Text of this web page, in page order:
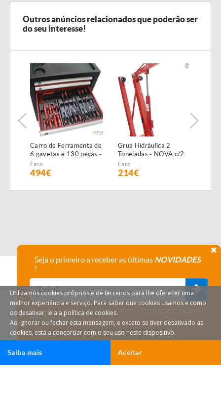
Ligar Email
Outros anúncios relacionados que poderão ser
do seu interesse!
Carro de Ferramenta de
6 gavetas e 130 peças -
NOVO - c/Garantia
Faro
494€
Grua Hidráulica 2
Toneladas - NOVA c/2
anos garantia
Faro
214€
HáTudo © 2026 Todos os direitos reservados.
Seja o primeiro a receber as últimas NOVIDADES
!
Declaro que compreendi e aceito a Política de privacidade
do HáTudo.
Anular subscrição
Utilizamos cookies próprios e de terceiros para lhe oferecer uma
melhor experiência e serviço. Para saber que cookies usamos e como
os desativar, leia a política de cookies.
Ao ignorar ou fechar esta mensagem, e exceto se tiver desativado as
cookies, está a concordar com o seu uso neste dispositivo.
Aceitar
Saiba mais